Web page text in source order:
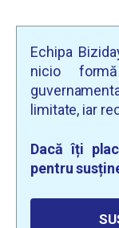
Echipa
nicio
limitate, iar
Dacă îți
pentru